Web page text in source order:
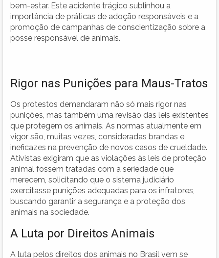
bem-estar. Este acidente trágico sublinhou a
importância de práticas de adoção responsáveis e a
promoção de campanhas de conscientização sobre a
posse responsável de animais.
Rigor nas Punições para Maus-Tratos
Os protestos demandaram não só mais rigor nas
punições, mas também uma revisão das leis existentes
que protegem os animais. As normas atualmente em
vigor são, muitas vezes, consideradas brandas e
ineficazes na prevenção de novos casos de crueldade.
Ativistas exigiram que as violações às leis de proteção
animal fossem tratadas com a seriedade que
merecem, solicitando que o sistema judiciário
exercitasse punições adequadas para os infratores,
buscando garantir a segurança e a proteção dos
animais na sociedade.
A Luta por Direitos Animais
A luta pelos direitos dos animais no Brasil vem se